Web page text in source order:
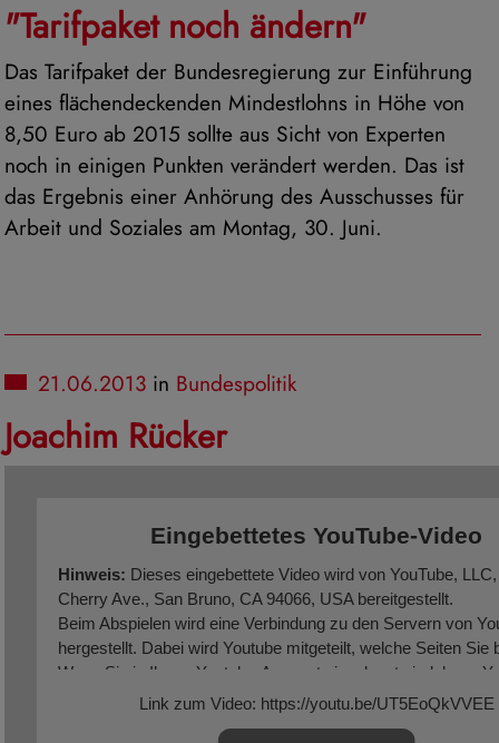
"Tarifpaket noch ändern"
Das Tarifpaket der Bundesregierung zur Einführung
eines flächendeckenden Mindestlohns in Höhe von
8,50 Euro ab 2015 sollte aus Sicht von Experten
noch in einigen Punkten verändert werden. Das ist
das Ergebnis einer Anhörung des Ausschusses für
Arbeit und Soziales am Montag, 30. Juni.
21.06.2013 in Bundespolitik
Joachim Rücker
Eingebettetes YouTube-Video
Hinweis: Dieses eingebettete Video wird von YouTube,
Cherry Ave., San Bruno, CA 94066, USA bereitgestellt.
Beim Abspielen wird eine Verbindung zu den Servern von
hergestellt. Dabei wird Youtube mitgeteilt, welche Seiten Sie
Wenn Sie in Ihrem Youtube-Account eingeloggt sind, kann
Surfverhalten Ihnen persönlich zuzuordnen. Dies verhindern
Link zum Video: https://youtu.be/UT5EoQkVVEE